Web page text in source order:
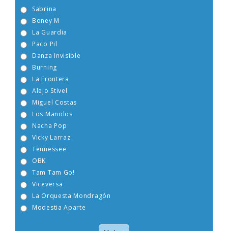
Sabrina
Boney M
La Guardia
Paco Pil
Danza Invisible
Burning
La Frontera
Alejo Stivel
Miguel Costas
Los Manolos
Nacha Pop
Vicky Larraz
Tennessee
OBK
Tam Tam Go!
Viceversa
La Orquesta Mondragón
Modestia Aparte